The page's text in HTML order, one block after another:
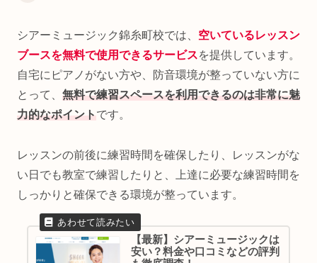
シアーミュージック錦糸町校では、 空いているレッスン
ブースを無料で使用できるサービスを提供しています。
自宅にピアノがない方や、防音環境が整っていない方に
とって、 無料で練習スペースを利用できるのは非常に魅
力的なポイントです。
レッスンの前後に練習時間を確保したり、レッスンがな
い日でも教室で練習したりと、上達に必要な練習時間を
しっかりと確保できる環境が整っています。
【最新】シアーミュージックは
安い？料金や口コミなどの評判